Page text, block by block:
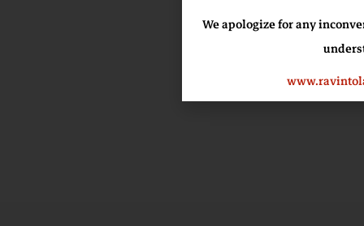
We apologize for any